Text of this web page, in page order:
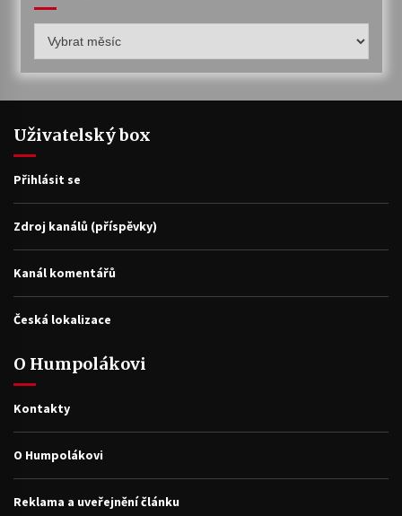
archiv
Uživatelský box
Přihlásit se
Zdroj kanálů (příspěvky)
Kanál komentářů
Česká lokalizace
O Humpolákovi
Kontakty
O Humpolákovi
Reklama a uveřejnění článku